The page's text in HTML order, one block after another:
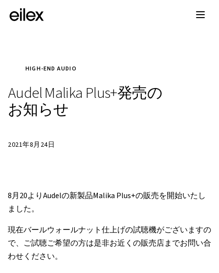
HIGH-END AUDIO
Audel Malika Plus+発売の
お知らせ
2021年8月24日
8月20よりAudelの新製品Malika Plus+の販売を開始いたし
ました。
現在バールウォールナット仕上げの試聴機がございますの
で、ご試聴ご希望の方は是非お近くの販売店までお問い合
わせください。